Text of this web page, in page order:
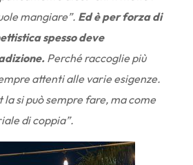
mangiare”. Ed è per forza di
spesso deve
Perché raccoglie più
attenti alle varie esigenze.
la si può sempre fare, ma come
di coppia”.